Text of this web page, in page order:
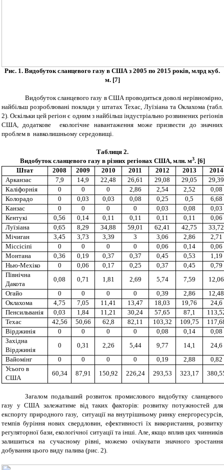
Рис. 1. Видобуток сланцевого газу в США з 2005 по 2015 років, млрд куб.
м.[7]
Видобуток сланцевого газу в США проводиться доволі нерівномірно,
найбільш розроблювані поклади у штатах Техас, Луїзіана та Оклахома (табл.
2). Оскільки цей регіон є одним з найбільш індустріально розвинених регіонів
США, додаткове екологічне навантаження може призвести до значних
проблем в навколишньому середовищі.
Таблиця 2.
Видобуток сланцевого газу в різних регіонах США, млн. м3. [6]
Штат
2008 2009 2010 2011 2012 2013
2014
Арканзас
7,9 14,9 22,48 26,61 29,08 29,05
29,39
Каліфорнія
0 0 0 2,86 2,54 2,52
0,08
Колорадо
0 0,03 0,03 0,08 0,25 0,5
6,68
Канзас
0 0 0 0 0,03 0,08
0,03
Кентукі
0,56 0,14 0,11 0,11 0,11 0,11
0,06
Луїзіана
0,65 8,29 34,88 59,01 62,41 42,75
33,72
Мічиган
3,45 3,73 3,39 3 3,06 2,86
2,71
Міссісіпі
0 0 0 0 0,06 0,14
0,06
Монтана
0,36 0,19 0,37 0,37 0,45 0,53
1,19
Нью-Мехіко
0 0,06 0,17 0,25 0,37 0,45
0,79
Північна
Дакота
0,08 0,71 1,81 2,69 5,74 7,59
12,06
Огайо
0 0 0 0 0,39 2,86
12,48
Оклахома
4,75 7,05 11,41 13,47 18,03 19,76
24,6
Пенсильванія
0,03 1,84 11,21 30,24 57,65 87,1
Техас
42,56 50,66 62,8 82,11 103,32 109,75
Вірджинія
0 0 0 0 0,08 0,14
0,08
Західна
Вірджинія
0 0,31 2,26 5,44 9,77 14,1
24,6
Вайомінг
0 0 0 0 0,19 2,88
0,82
Усього в
США
60,34 87,91 150,92 226,24 293,53 323,17
Загалом подальший розвиток промислового видобутку сланцевого
газу у США залежатиме від таких факторів: розвитку потужностей для
експорту природного газу, ситуації на внутрішньому ринку енергоресурсів,
темпів буріння нових свердловин, ефективності їх використання, розвитку
регуляторної бази, екологічної ситуації та інші. Але, якщо вплив цих чинників
залишиться на сучасному рівні, можемо очікувати значного зростання
добування цього виду палива (рис. 2).